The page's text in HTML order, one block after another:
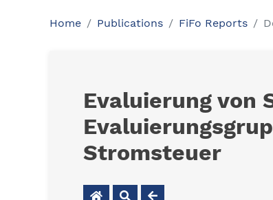
Home Publications FiFo Reports
Evaluierung von
Stromsteuer